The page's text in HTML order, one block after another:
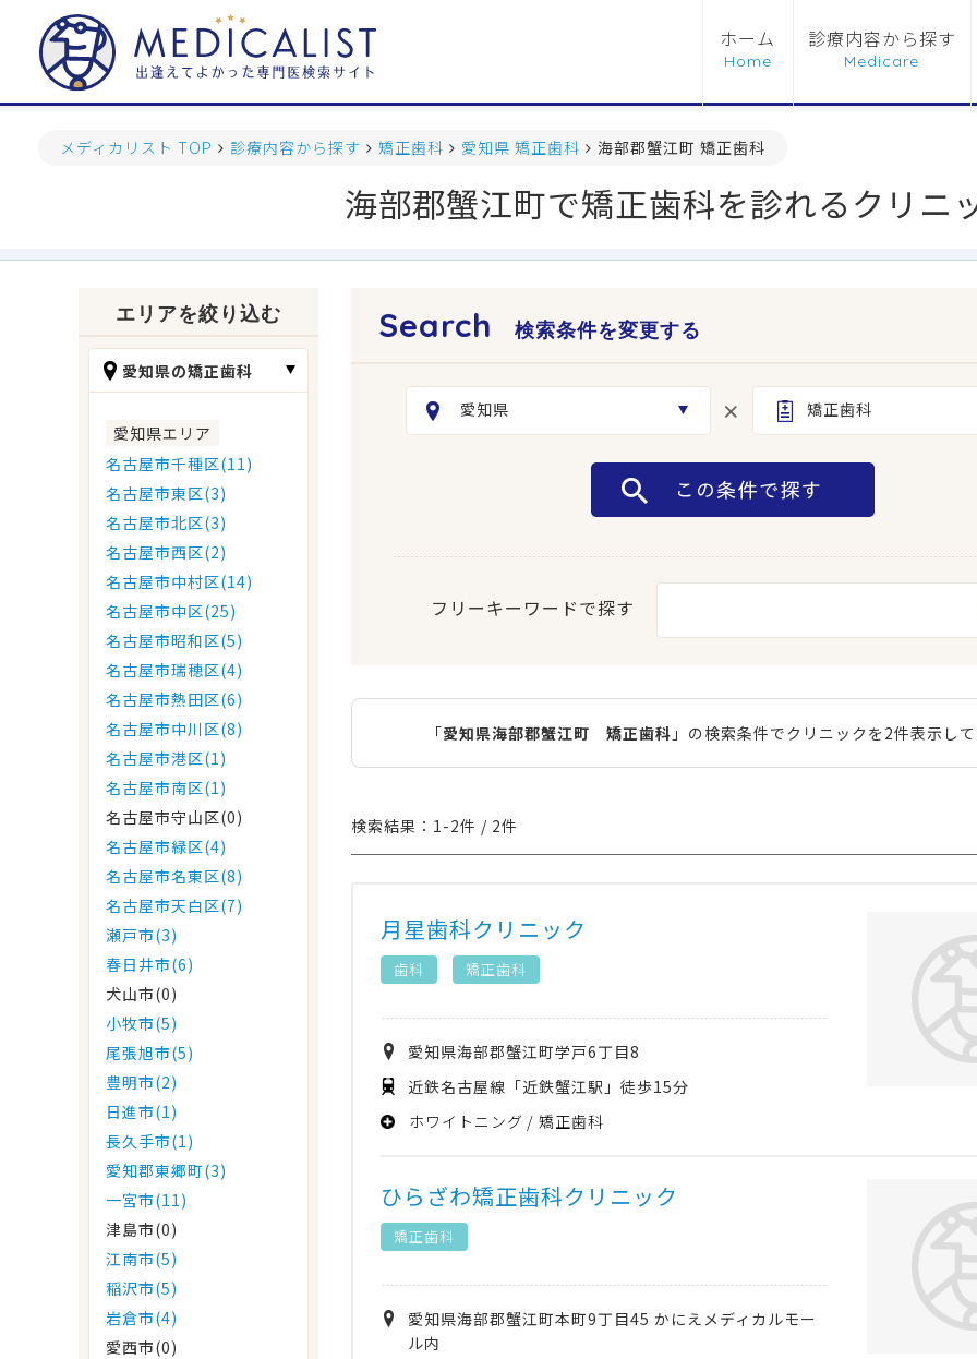
ホーム 診療内容から探す
メディカリスト TOP 診療内容から探す 矯正歯科 愛知県 矯正歯科 海部郡蟹江町 矯正歯科
海部郡蟹江町で矯正歯科を診れるクリニ
エリアを絞り込む
愛知県の矯正歯科
愛知県エリア
名古屋市千種区(11)
名古屋市東区(3)
名古屋市北区(3)
名古屋市西区(2)
名古屋市中村区(14)
名古屋市中区(25)
名古屋市昭和区(5)
名古屋市瑞穂区(4)
名古屋市熱田区(6)
名古屋市中川区(8)
名古屋市港区(1)
名古屋市南区(1)
名古屋市守山区(0)
名古屋市緑区(4)
名古屋市名東区(8)
名古屋市天白区(7)
瀬戸市(3)
春日井市(6)
犬山市(0)
小牧市(5)
尾張旭市(5)
豊明市(2)
日進市(1)
長久手市(1)
愛知郡東郷町(3)
一宮市(11)
津島市(0)
江南市(5)
稲沢市(5)
岩倉市(4)
愛西市(0)
検索条件を変更する
愛知県 矯正歯科
フリーキーワードで探す
「愛知県海部郡蟹江町 矯正歯科 」の検索条件でクリニックを2件表示して
検索結果：1-2件 / 2件
月星歯科クリニック
歯科 矯正歯科
愛知県海部郡蟹江町学戸6丁目8
近鉄名古屋線「近鉄蟹江駅」徒歩15分
ホワイトニング
矯正歯科
ひらざわ矯正歯科クリニック
矯正歯科
愛知県海部郡蟹江町本町9丁目45 かにえメディカルモー
ル内